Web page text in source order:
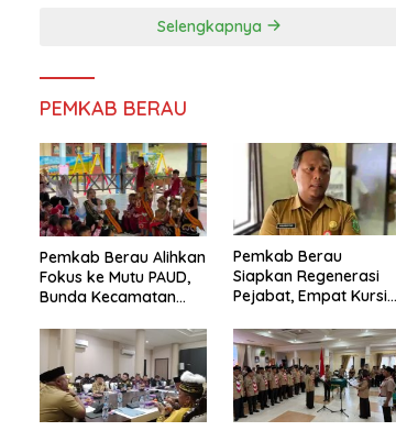
Selengkapnya
PEMKAB BERAU
Pemkab Berau Alihkan
Fokus ke Mutu PAUD,
Bunda Kecamatan
Pengawasan
Pemkab Berau
Siapkan Regenerasi
Pejabat, Empat Kursi
Diisi